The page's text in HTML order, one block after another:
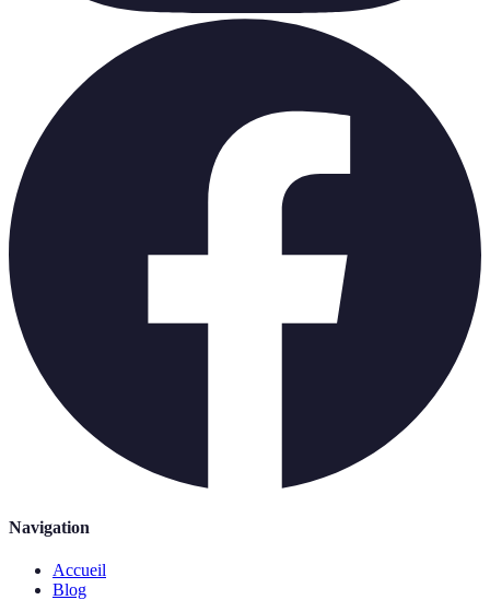
Navigation
Accueil
Blog